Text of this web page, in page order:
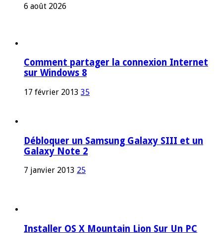
6 août 2026
Comment partager la connexion Internet
sur Windows 8
17 février 2013 35
Débloquer un Samsung Galaxy SIII et un
Galaxy Note 2
7 janvier 2013 25
Installer OS X Mountain Lion Sur Un PC